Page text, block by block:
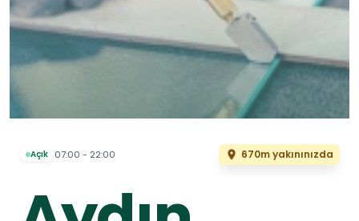
Açık 07:00 - 22:00 670m yakınınızda